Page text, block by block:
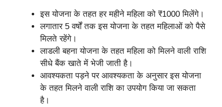
इस योजना के तहत हर महीने महिला को ₹1000 मिलेंगे।
लगातार 5 वर्षों तक इस योजना के तहत महिलाओं को पैसे
मिलते रहेंगे।
लाडली बहना योजना के तहत महिला को मिलने वाली राशि
सीधे बैंक खाते में भेजी जाती है।
आवश्यकता पड़ने पर आवश्यकता के अनुसार इस योजना
के तहत मिलने वाली राशि का उपयोग किया जा सकता
है।